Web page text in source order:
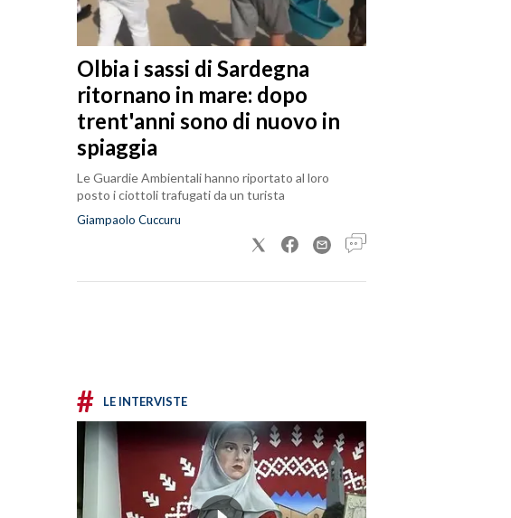
Olbia i sassi di Sardegna
ritornano in mare: dopo
trent'anni sono di nuovo in
spiaggia
Le Guardie Ambientali hanno riportato al loro
posto i ciottoli trafugati da un turista
Giampaolo Cuccuru
# LE INTERVISTE